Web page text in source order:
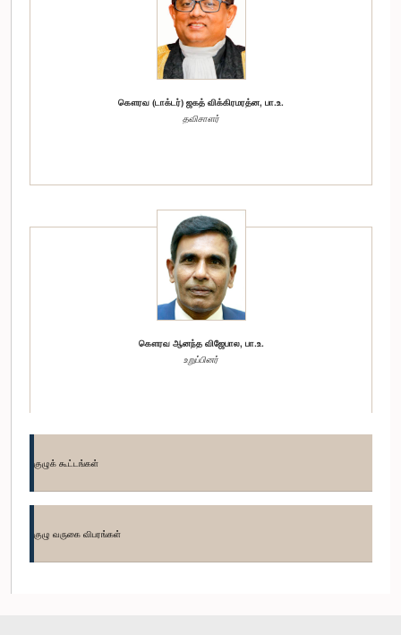
கௌரவ (டாக்டர்) ஜகத் விக்கிரமரத்ன, பா.உ.
தவிசாளர்
கௌரவ ஆனந்த விஜேபால, பா.உ.
உறுப்பினர்
குழுக் கூட்டங்கள்
குழு வருகை விபரங்கள்